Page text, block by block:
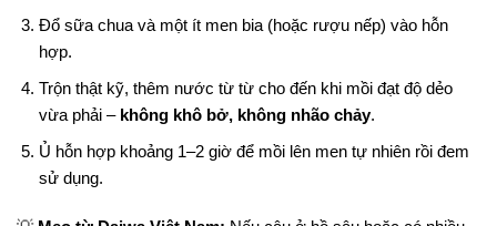
Đổ sữa chua và một ít men bia (hoặc rượu nếp) vào hỗn
hợp.
Trộn thật kỹ, thêm nước từ từ cho đến khi mồi đạt độ dẻo
vừa phải – không khô bở, không nhão chảy.
Ủ hỗn hợp khoảng 1–2 giờ để mồi lên men tự nhiên rồi đem
sử dụng.